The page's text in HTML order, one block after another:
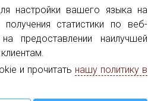
настройки вашего языка на
статистики по веб-
предоставлении наилучшей
и прочитать нашу политику в
через :